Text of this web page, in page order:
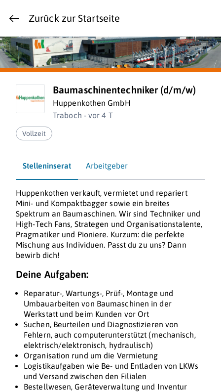
Zurück zur Startseite
Baumaschinentechniker (d/m/w)
Huppenkothen GmbH
Traboch - vor 4 T
Vollzeit
Stelleninserat Arbeitgeber
Huppenkothen verkauft, vermietet und repariert
Mini- und Kompaktbagger sowie ein breites
Spektrum an Baumaschinen. Wir sind Techniker und
High-Tech Fans, Strategen und Organisationstalente,
Pragmatiker und Pioniere. Kurzum: die perfekte
Mischung aus Individuen. Passt du zu uns? Dann
bewirb dich!
Deine Aufgaben:
Reparatur-, Wartungs-, Prüf-, Montage und
Umbauarbeiten von Baumaschinen in der
Werkstatt und beim Kunden vor Ort
Suchen, Beurteilen und Diagnostizieren von
Fehlern, auch computerunterstützt (mechanisch,
elektrisch/elektronisch, hydraulisch)
Organisation rund um die Vermietung
Logistikaufgaben wie Be- und Entladen von LKWs
und Versand zwischen den Filialen
Bestellwesen, Geräteverwaltung und Inventur